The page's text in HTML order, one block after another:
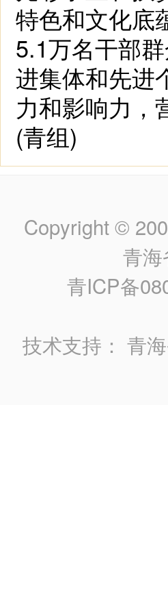
特色和文化底
5.1万名干部
进集体和先进
力和影响力，
(青组)
Copyright ©
青
青ICP备
技术支持：青